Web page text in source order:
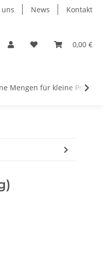
News Kontakt
0,00 €
Mengen für kleine Projekte